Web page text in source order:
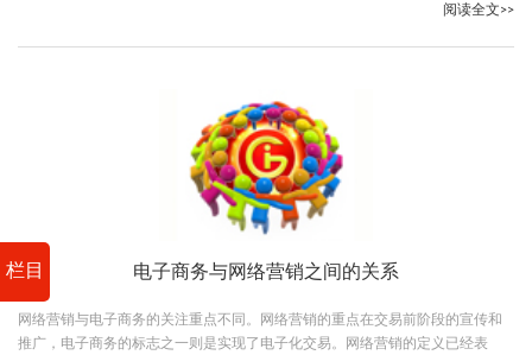
栏目
阅读全文>>
电子商务与网络营销之间的关系
网络营销与电子商务的关注重点不同。网络营销的重点在交易前阶段的宣传和
推广，电子商务的标志之一则是实现了电子化交易。网络营销的定义已经表